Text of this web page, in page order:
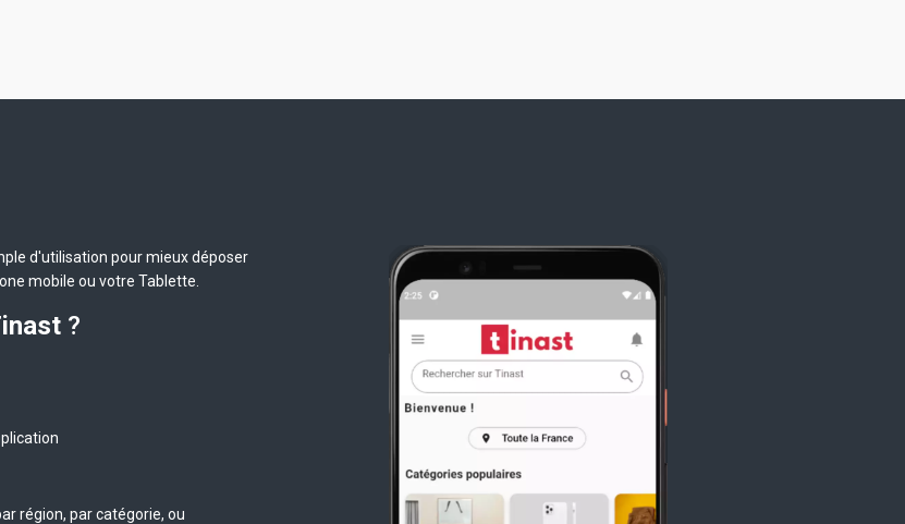
d'utilisation pour mieux déposer
mobile ou votre Tablette.
?
région, par catégorie, ou